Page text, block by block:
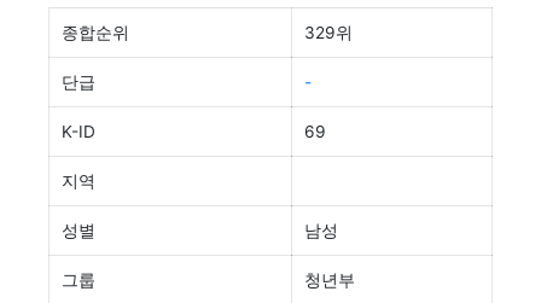
종합순위 329위
단급 -
K-ID 69
지역
성별 남성
그룹 청년부